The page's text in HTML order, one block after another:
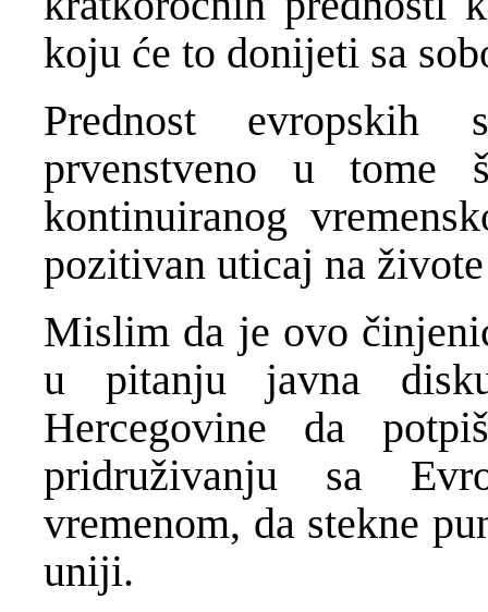
koju će to donijeti sa
Prednost
prvenstveno u tome
kontinuiranog
pozitivan uticaj na
Mislim da je ovo
u pitanju javna
Hercegovine da
pridruživanju sa
vremenom, da stekne
uniji.